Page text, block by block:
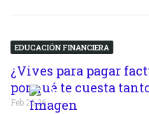
EDUCACIÓN FINANCIERA
¿Vives para pagar
por qué te cuesta
Feb 26,26